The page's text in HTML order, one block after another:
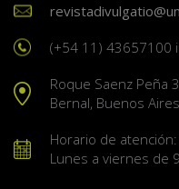
(+54 11) 43657100
Roque Saenz Peña
Bernal, Buenos
Horario de atención:
Lunes a viernes de